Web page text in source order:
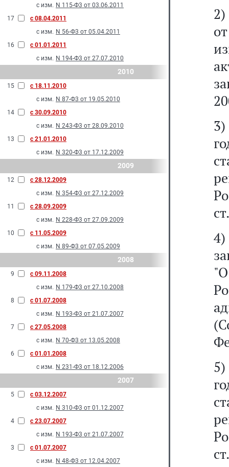
с изм. N 115-Ф3 от 03.06.2011
17
с 08.04.2011
с изм. N 56-Ф3 от 05.04.2011
16
с 01.01.2011
с изм. N 194-Ф3 от 27.07.2010
2010
15
с 18.11.2010
с изм. N 87-Ф3 от 19.05.2010
14
с 30.09.2010
с изм. N 243-Ф3 от 28.09.2010
13
с 21.01.2010
с изм. N 320-Ф3 от 17.12.2009
2009
12
с 28.12.2009
с изм. N 354-Ф3 от 27.12.2009
11
с 28.09.2009
с изм. N 228-Ф3 от 27.09.2009
10
с 11.05.2009
с изм. N 89-Ф3 от 07.05.2009
2008
9
с 09.11.2008
с изм. N 179-Ф3 от 27.10.2008
8
с 01.07.2008
с изм. N 193-Ф3 от 21.07.2007
7
с 27.05.2008
с изм. N 70-Ф3 от 13.05.2008
6
с 01.01.2008
с изм. N 231-Ф3 от 18.12.2006
2007
5
с 03.12.2007
с изм. N 310-Ф3 от 01.12.2007
4
с 23.07.2007
с изм. N 193-Ф3 от 21.07.2007
3
с 01.07.2007
с изм. N 48-Ф3 от 12.04.2007
3)